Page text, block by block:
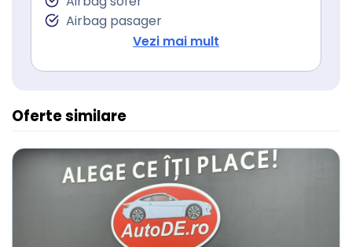
Airbag pasager
Isofix (puncte de prindere a scaunului
Vezi mai mult
Oferte similare